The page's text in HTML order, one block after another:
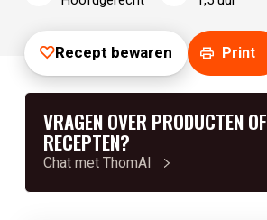
Recept bewaren Print
VRAGEN OVER PRODUCTEN OF
RECEPTEN?
Chat met ThomAI